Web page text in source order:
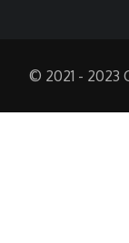
© 2021 - 2023